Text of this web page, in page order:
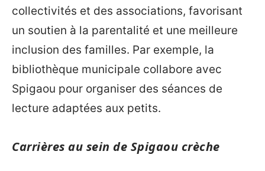
collectivités et des associations, favorisant
un soutien à la parentalité et une meilleure
inclusion des familles. Par exemple, la
bibliothèque municipale collabore avec
Spigaou pour organiser des séances de
lecture adaptées aux petits.
Carrières au sein de Spigaou crèche